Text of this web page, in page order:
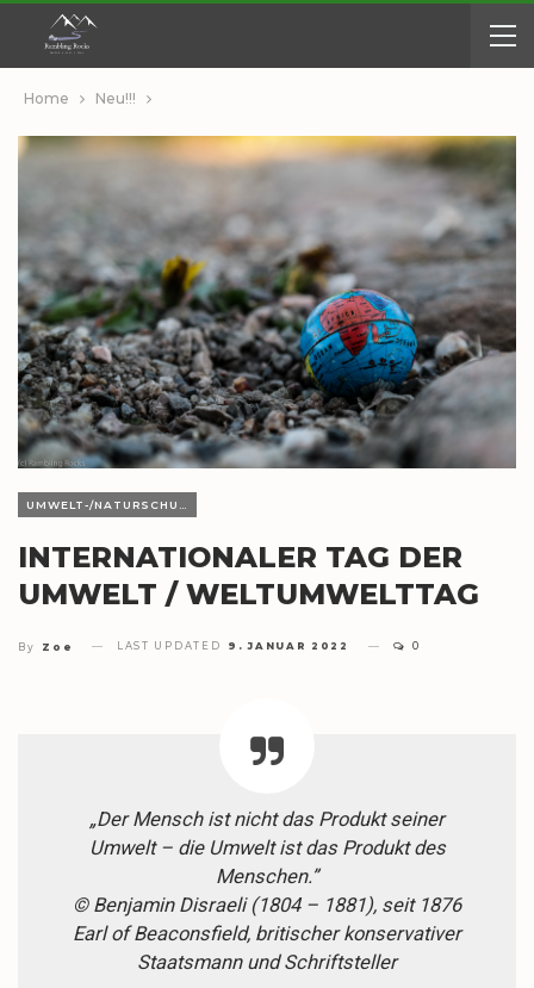
Home Neu!!!
INTERNATIONALER TAG DER
UMWELT / WELTUMWELTTAG
By Zoe LAST UPDATED 9. JANUAR 2022 0
„Der Mensch ist nicht das Produkt seiner
Umwelt – die Umwelt ist das Produkt des
Menschen.”
© Benjamin Disraeli (1804 – 1881), seit 1876
Earl of Beaconsfield, britischer konservativer
Staatsmann und Schriftsteller